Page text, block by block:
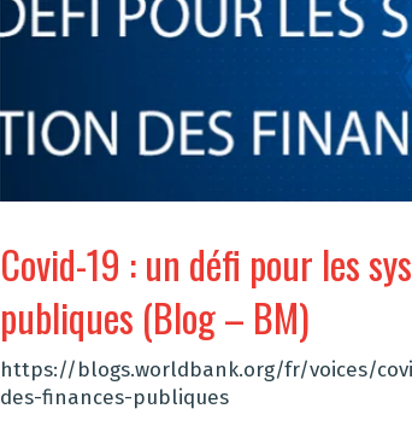
Covid-19 : un défi pour les
publiques (Blog – BM)
https://blogs.worldbank.org/fr/voices/
des-finances-publiques